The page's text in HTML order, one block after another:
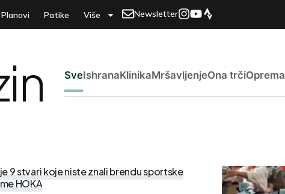
Planovi Patike Više Newsletter
SveIshranaKlinikaMršavljenjeOna trčiOprema
9 stvari koje niste znali brendu sportske
HOKA